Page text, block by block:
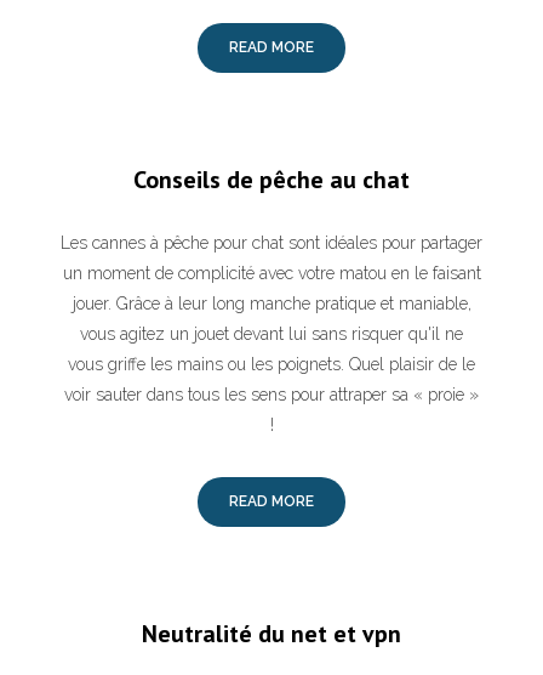
READ MORE
Conseils de pêche au chat
Les cannes à pêche pour chat sont idéales pour partager
un moment de complicité avec votre matou en le faisant
jouer. Grâce à leur long manche pratique et maniable,
vous agitez un jouet devant lui sans risquer qu'il ne
vous griffe les mains ou les poignets. Quel plaisir de le
voir sauter dans tous les sens pour attraper sa « proie »
!
READ MORE
Neutralité du net et vpn